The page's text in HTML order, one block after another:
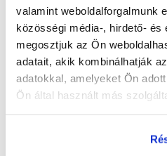
valamint weboldalforgalmunk
közösségi média-, hirdető- és
megosztjuk az Ön
adatait, akik kombinálhatják
adatokkal, amelyeket Ön
Ön által használt más
AQUAEL Szekrény Glossy
Fehér Zd 120
96126Ft